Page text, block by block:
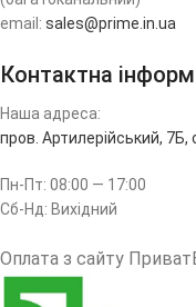
email: sales@prime.in.ua
Контактна
Наша адреса:
пров. Артилерійський, 7Б,
Пн-Пт: 08:00 — 17:00
Сб-Нд: Вихідний
Оплата з сайту